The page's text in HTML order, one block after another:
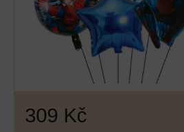
309 Kč